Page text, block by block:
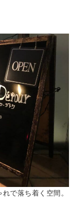
で落ち着く空間。